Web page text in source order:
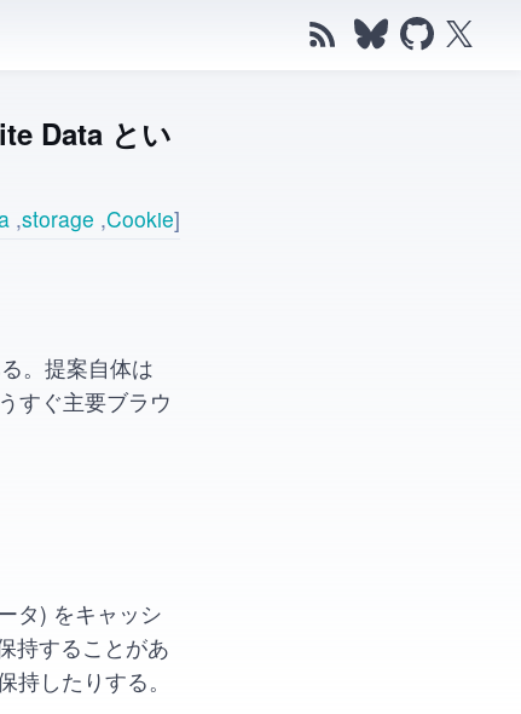
RSS FeedFollow bokken on
Go toFollow
Data とい
storage Cookie
。提案自体は
すぐ主要ブラウ
タ) をキャッシ
持することがあ
したりする。